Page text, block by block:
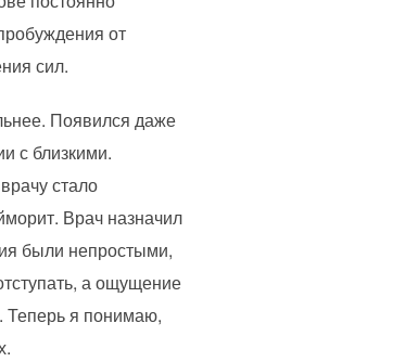
от
сил.
Появился даже
с близкими.
стало
Врач назначил
были непростыми,
а ощущение
Теперь я понимаю,